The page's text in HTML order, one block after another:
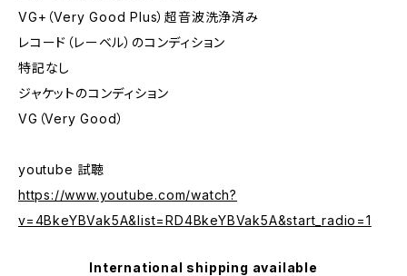
VG+（Very Good Plus）超音波洗浄済み
レコード（レーベル）のコンディション
特記なし
ジャケットのコンディション
VG（Very Good）
youtube 試聴
https://www.youtube.com/watch?
v=4BkeYBVak5A&list=RD4BkeYBVak5A&start_radio=1
International shipping available